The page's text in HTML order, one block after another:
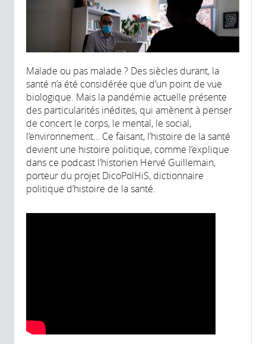
Malade ou pas malade ? Des siècles durant, la
santé n’a été considérée que d’un point de vue
biologique. Mais la pandémie actuelle présente
des particularités inédites, qui amènent à penser
de concert le corps, le mental, le social,
l’environnement… Ce faisant, l’histoire de la santé
devient une histoire politique, comme l’explique
dans ce podcast l’historien Hervé Guillemain,
porteur du projet DicoPolHiS, dictionnaire
politique d’histoire de la santé.